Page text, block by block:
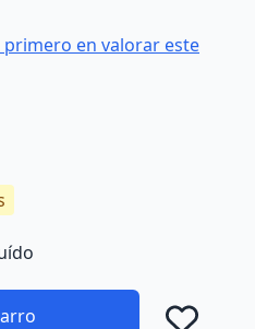
primero en valorar este